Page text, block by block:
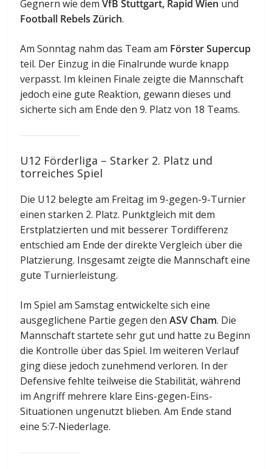
Gegnern wie demVfB Stuttgart, Rapid Wien und
Football Rebels Zürich.
Am Sonntag nahm das Team am Förster Supercup
teil. Der Einzug in die Finalrunde wurde knapp
verpasst. Im kleinen Finale zeigte die Mannschaft
jedoch eine gute Reaktion, gewann dieses und
sicherte sich am Ende den 9. Platz von 18 Teams.
U12 Förderliga – Starker 2. Platz und
torreiches Spiel
Die U12 belegte am Freitag im 9-gegen-9-Turnier
einen starken 2. Platz. Punktgleich mit dem
Erstplatzierten und mit besserer Tordifferenz
entschied am Ende der direkte Vergleich über die
Platzierung. Insgesamt zeigte die Mannschaft eine
gute Turnierleistung.
Im Spiel am Samstag entwickelte sich eine
ausgeglichene Partie gegen denASV Cham. Die
Mannschaft startete sehr gut und hatte zu Beginn
die Kontrolle über das Spiel. Im weiteren Verlauf
ging diese jedoch zunehmend verloren. In der
Defensive fehlte teilweise die Stabilität, während
im Angriff mehrere klare Eins-gegen-Eins-
Situationen ungenutzt blieben. Am Ende stand
eine 5:7-Niederlage.